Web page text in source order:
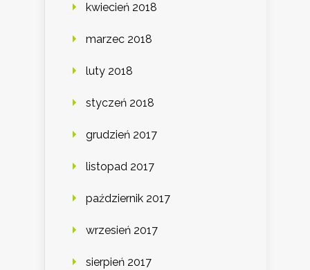
kwiecień 2018
marzec 2018
luty 2018
styczeń 2018
grudzień 2017
listopad 2017
październik 2017
wrzesień 2017
sierpień 2017